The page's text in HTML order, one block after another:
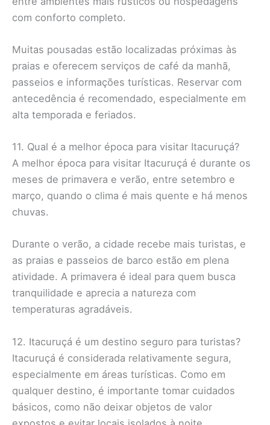
com conforto completo.
Muitas pousadas estão localizadas próximas às
praias e oferecem serviços de café da manhã,
passeios e informações turísticas. Reservar com
antecedência é recomendado, especialmente em
alta temporada e feriados.
11. Qual é a melhor época para visitar Itacuruçá?
A melhor época para visitar Itacuruçá é durante os
meses de primavera e verão, entre setembro e
março, quando o clima é mais quente e há menos
chuvas.
Durante o verão, a cidade recebe mais turistas, e
as praias e passeios de barco estão em plena
atividade. A primavera é ideal para quem busca
tranquilidade e aprecia a natureza com
temperaturas agradáveis.
12. Itacuruçá é um destino seguro para turistas?
Itacuruçá é considerada relativamente segura,
especialmente em áreas turísticas. Como em
qualquer destino, é importante tomar cuidados
básicos, como não deixar objetos de valor